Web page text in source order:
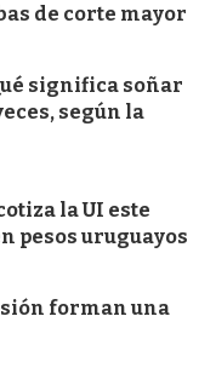
de corte mayor
significa soñar
según la
la UI este
pesos uruguayos
forman una